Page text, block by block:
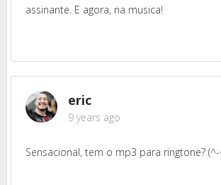
assinante. E agora, na musica!
eric
9 years ago
Sensacional, tem o mp3 para ringtone?